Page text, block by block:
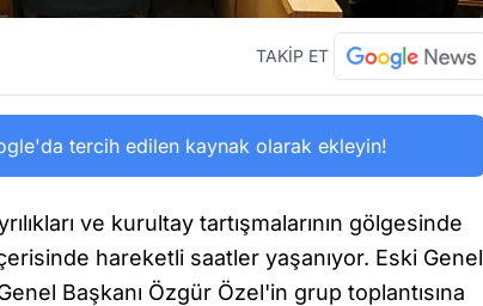
TAKİP ET
tercih edilen kaynak olarak ekleyin!
ve kurultay tartışmalarının gölgesinde
hareketli saatler yaşanıyor. Eski Genel
Başkanı Özgür Özel'in grup toplantısına